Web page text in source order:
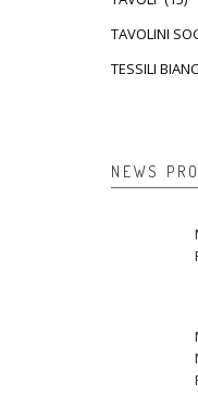
TAVOLINI
TESSILI
NEWS